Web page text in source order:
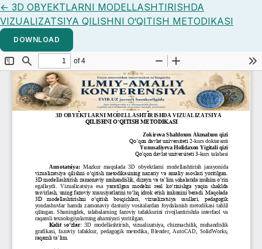
← Return to Article Details
3D OBYEKTLARNI MODELLASHTIRISHDA
VIZUALIZATSIYA QILISHNI O‘QITISH METODIKASI
DOWNLOAD